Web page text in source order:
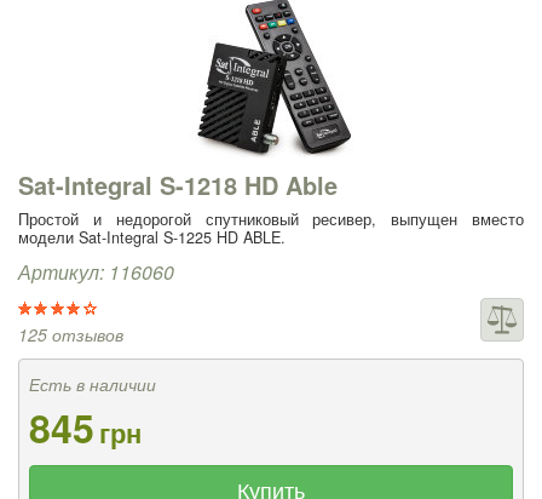
Sat-Integral S-1218 HD Able
Простой и недорогой спутниковый ресивер, выпущен вместо
модели Sat-Integral S-1225 HD ABLE.
Артикул: 116060
125 отзывов
Есть в наличии
845грн
Купить